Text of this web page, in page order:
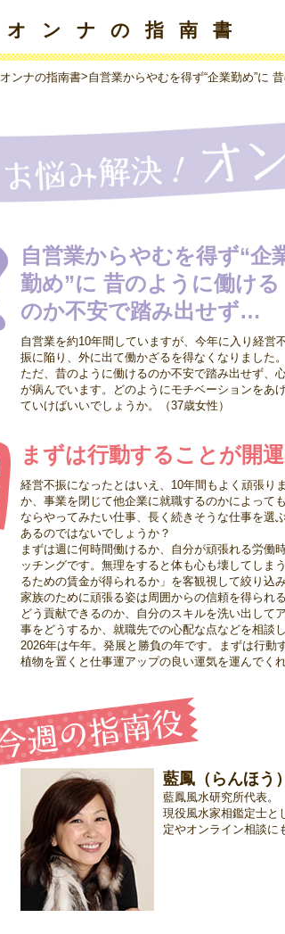
オンナの指南書
オンナの指南書>自営業からやむを得ず“企業勤め”に
自営業からやむを得ず“企
勤め”に 昔のように働ける
のか不安で踏み出せず…
自営業を約10年間していますが、今年に入り経営
振に陥り、外に出て働かざるを得なくなりました。
ただ、昔のように働けるのか不安で踏み出せず、
が病んでいます。どのようにモチベーションをあ
ていけばいいでしょうか。（37歳女性）
まずは行動することが開運
経営不振になったとはいえ、10年間もよく頑張り
か、事業を閉じて他企業に就職するのかによって
ならやってみたい仕事、長く続きそうな仕事を選
あるのではないでしょうか？
まずは週に何時間働けるか、自分が頑張れる労働
ッチングです。無理をすると体も心も壊してしま
るための賃金が得られるか」を客観視して絞り込
家族のために頑張る姿は周囲からの信頼を得られ
どう貢献できるのか、自分のスキルを洗い出して
事をどうするか、就職先での心配な点などを相談
2026年は午年。発展と勝負の年です。まずは行
植物を置くと仕事運アップの良い運気を運んでく
藍鳳（らんほう）
藍鳳風水研究所代表。
現役風水家相鑑定士と
定やオンライン相談に